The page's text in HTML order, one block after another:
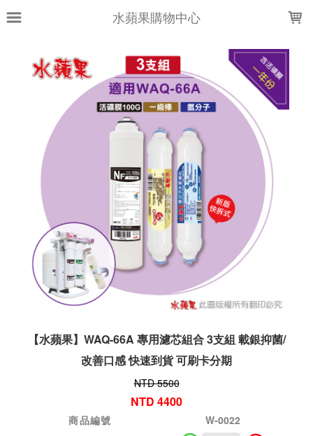
水蘋果購物中心
【水蘋果】WAQ-66A 專用濾芯組合 3支組 載銀抑菌/
改善口感 快速到貨 可刷卡分期
NTD 5500
NTD 4400
商品編號
W-0022